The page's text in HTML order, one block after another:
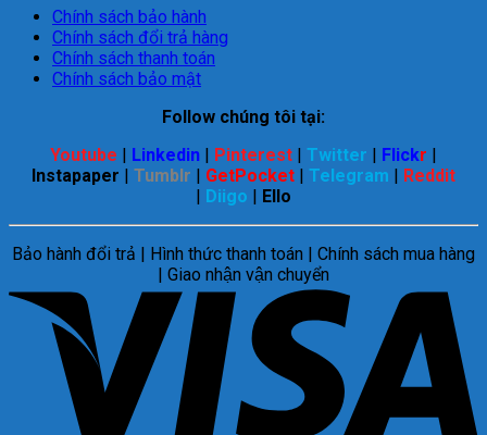
Chính sách bảo hành
Chính sách đổi trả hàng
Chính sách thanh toán
Chính sách bảo mật
Follow chúng tôi tại:
Youtube | Linkedin | Pinterest | Twitter | Flickr |
Instapaper | Tumblr | GetPocket | Telegram | Reddit
| Diigo | Ello
Bảo hành đổi trả | Hình thức thanh toán | Chính sách mua hàng
| Giao nhận vận chuyển